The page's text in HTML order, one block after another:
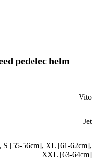
pedelec helm
Vito
Jet
, S [55-56cm], XL [61-62cm],
XXL [63-64cm]